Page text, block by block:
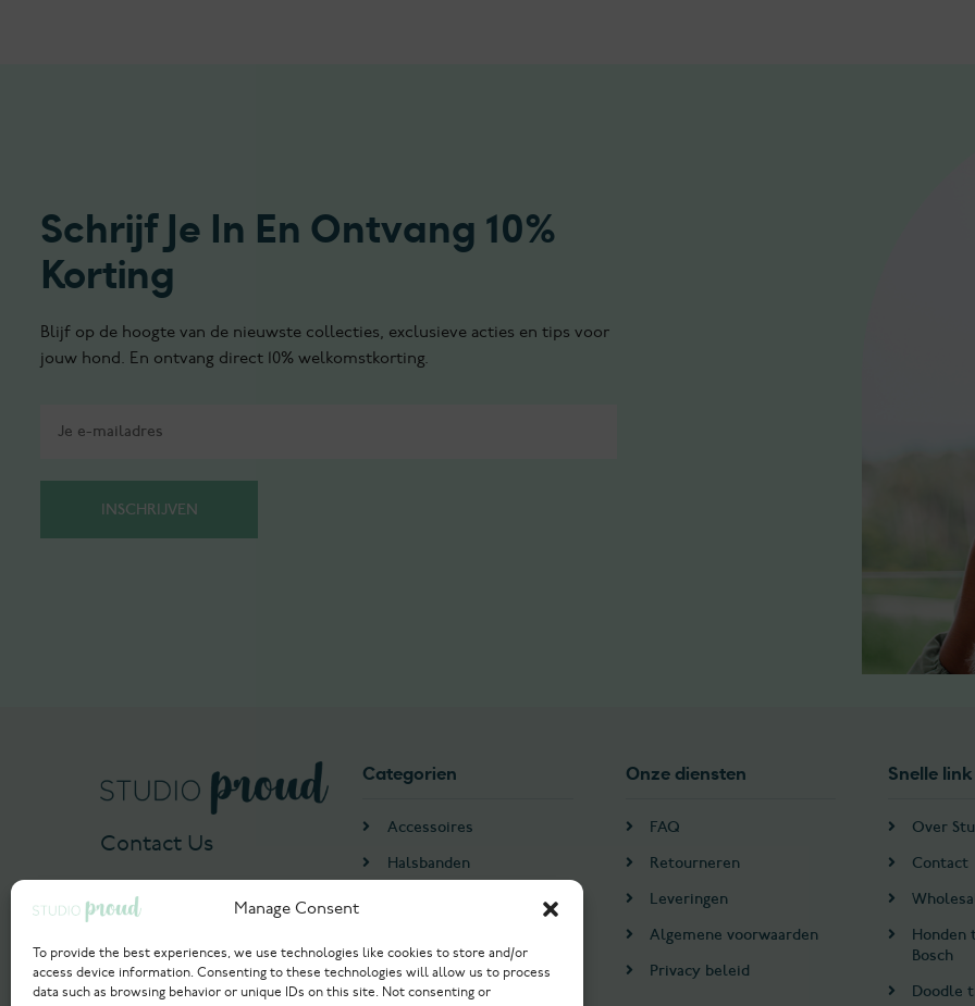
Manage Consent
To provide the best experiences, we use technologies like cookies to store and/or
access device information. Consenting to these technologies will allow us to process
data such as browsing behavior or unique IDs on this site. Not consenting or
Schrijf Je In En Ontvang 10%
Korting
Blijf op de hoogte van de nieuwste collecties, exclusieve acties en tips voor
jouw hond. En ontvang direct 10% welkomstkorting.
Contact Us
+31 655552993
Categorien
Accessoires
Halsbanden
Hondenmanden
Onze diensten
FAQ
Retourneren
Leveringen
Algemene voorwaarden
Privacy beleid
Snelle link
Over
Contact
Honden
Bosch
Doodle